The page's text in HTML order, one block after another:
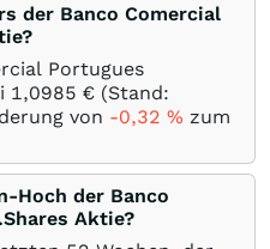
der Banco Comercial
Portugues
1,0985 € (Stand:
von -0,32 % zum
Hoch der Banco
Aktie?